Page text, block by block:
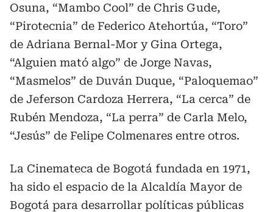
Osuna, “Mambo Cool” de Chris Gude,
“Pirotecnia” de Federico Atehortúa, “Toro”
de Adriana Bernal-Mor y Gina Ortega,
“Alguien mató algo” de Jorge Navas,
“Masmelos” de Duván Duque, “Paloquemao”
de Jeferson Cardoza Herrera, “La cerca” de
Rubén Mendoza, “La perra” de Carla Melo,
“Jesús” de Felipe Colmenares entre otros.
La Cinemateca de Bogotá fundada en 1971,
ha sido el espacio de la Alcaldía Mayor de
Bogotá para desarrollar políticas públicas